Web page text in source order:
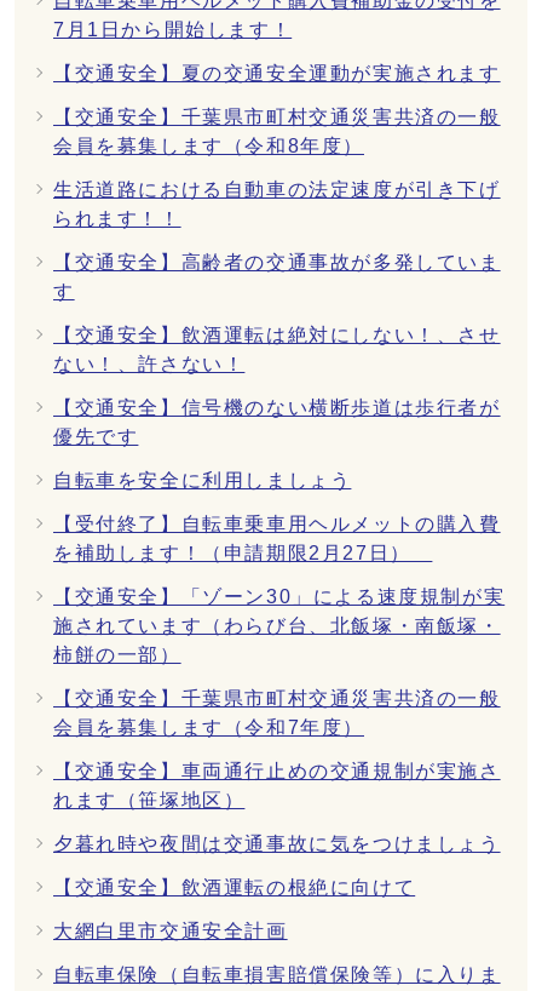
7月1日から開始します！
【交通安全】夏の交通安全運動が実施されます
【交通安全】千葉県市町村交通災害共済の一般
会員を募集します（令和8年度）
生活道路における自動車の法定速度が引き下げ
られます！！
【交通安全】高齢者の交通事故が多発していま
す
【交通安全】飲酒運転は絶対にしない！、させ
ない！、許さない！
【交通安全】信号機のない横断歩道は歩行者が
優先です
自転車を安全に利用しましょう
【受付終了】自転車乗車用ヘルメットの購入費
を補助します！（申請期限2月27日）
【交通安全】「ゾーン30」による速度規制が実
施されています（わらび台、北飯塚・南飯塚・
柿餅の一部）
【交通安全】千葉県市町村交通災害共済の一般
会員を募集します（令和7年度）
【交通安全】車両通行止めの交通規制が実施さ
れます（笹塚地区）
夕暮れ時や夜間は交通事故に気をつけましょう
【交通安全】飲酒運転の根絶に向けて
大網白里市交通安全計画
自転車保険（自転車損害賠償保険等）に入りま